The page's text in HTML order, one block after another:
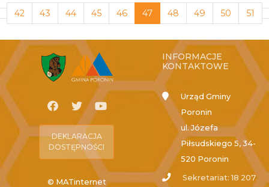
42 43 44 45 46 47 48 49 50 51
DEKLARACJA
DOSTĘPNOŚCI
© MATinternet
INFORMACJE
KONTAKTOWE
Urząd Gminy
Poronin
ul. Józefa
Piłsudskiego 5, 34-
520 Poronin
Sekretariat: 18 207